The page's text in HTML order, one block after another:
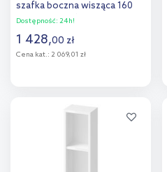
szafka boczna wisząca 160
cm biały (S801223DSM,
Dostępność: 24h!
1 428,00 zł
Cena kat.: 2 069,01 zł
Dodaj do